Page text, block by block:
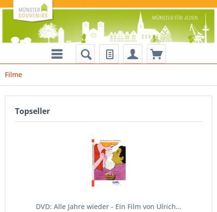
Filme
Topseller
DVD: Alle Jahre wieder - Ein Film von Ulrich...